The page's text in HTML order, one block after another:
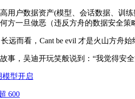
户数据资产(模型、会话数据、训练
方一旦做恶（违反方舟的数据安全
而看，Cant be evil 才是火山方舟
，吴迪开玩笑般说到：“我觉得安全
模型开启
600